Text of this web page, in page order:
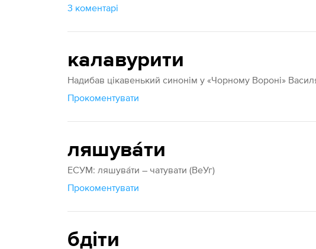
3 коментарі
калавурити
Надибав цікавенький синонім у «Чорному Вороні»
Прокоментувати
ляшува́ти
ЕСУМ: ляшува́ти – чатувати (ВеУг)
Прокоментувати
бдіти